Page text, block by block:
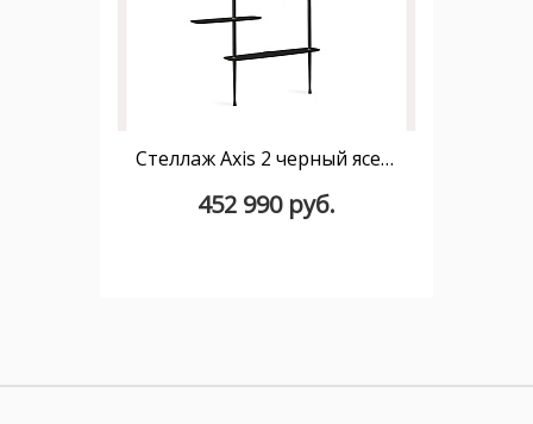
Стеллаж Axis 2 черный ясень
452 990 руб.